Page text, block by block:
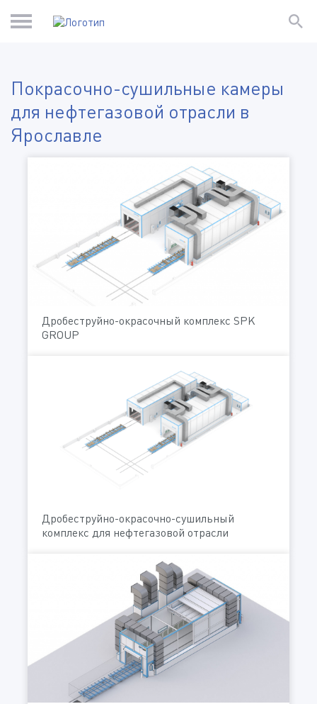
Покрасочно-сушильные камеры
для нефтегазовой отрасли в
Ярославле
Дробеструйно-окрасочный комплекс SPK
GROUP
Дробеструйно-окрасочно-сушильный
комплекс для нефтегазовой отрасли